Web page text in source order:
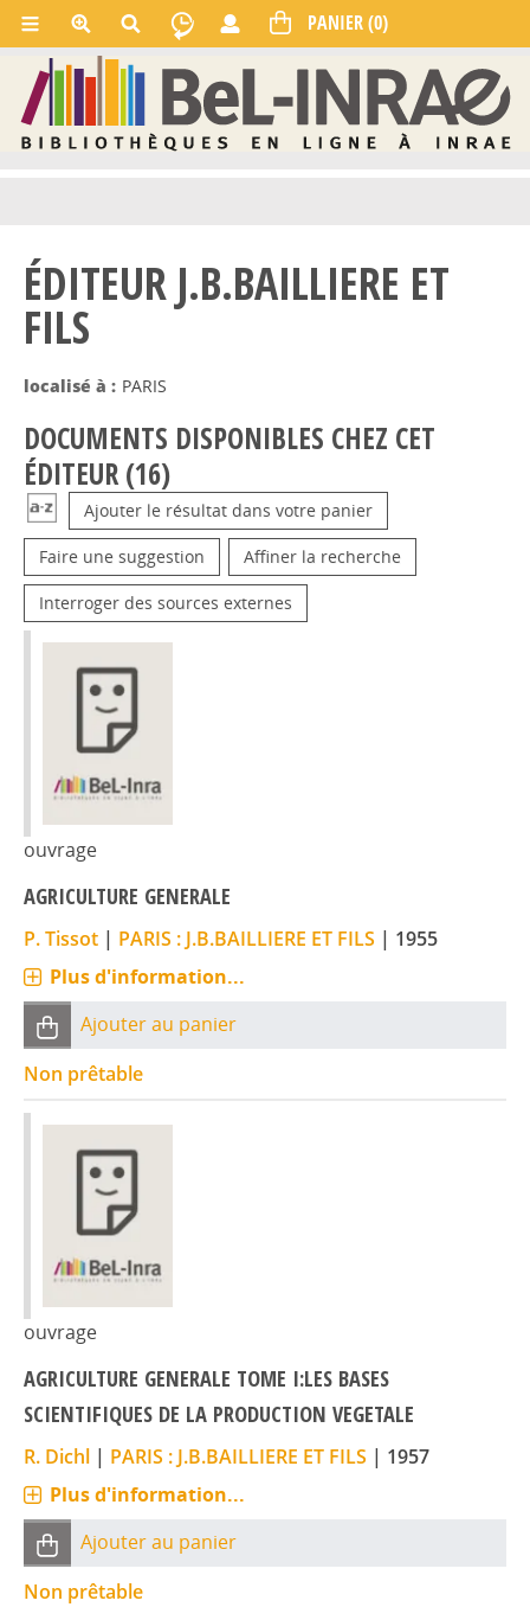
ÉDITEUR J.B.BAILLIERE ET
FILS
localisé à : PARIS
DOCUMENTS DISPONIBLES CHEZ CET
ÉDITEUR (16)
Ajouter le résultat dans votre panier
Faire une suggestion Affiner la recherche
Interroger des sources externes
ouvrage
AGRICULTURE GENERALE
P. Tissot | PARIS : J.B.BAILLIERE ET FILS | 1955
Plus d'information...
Ajouter au panier
Non prêtable
ouvrage
AGRICULTURE GENERALE TOME I:LES BASES
SCIENTIFIQUES DE LA PRODUCTION VEGETALE
R. Dichl | PARIS : J.B.BAILLIERE ET FILS | 1957
Plus d'information...
Ajouter au panier
Non prêtable